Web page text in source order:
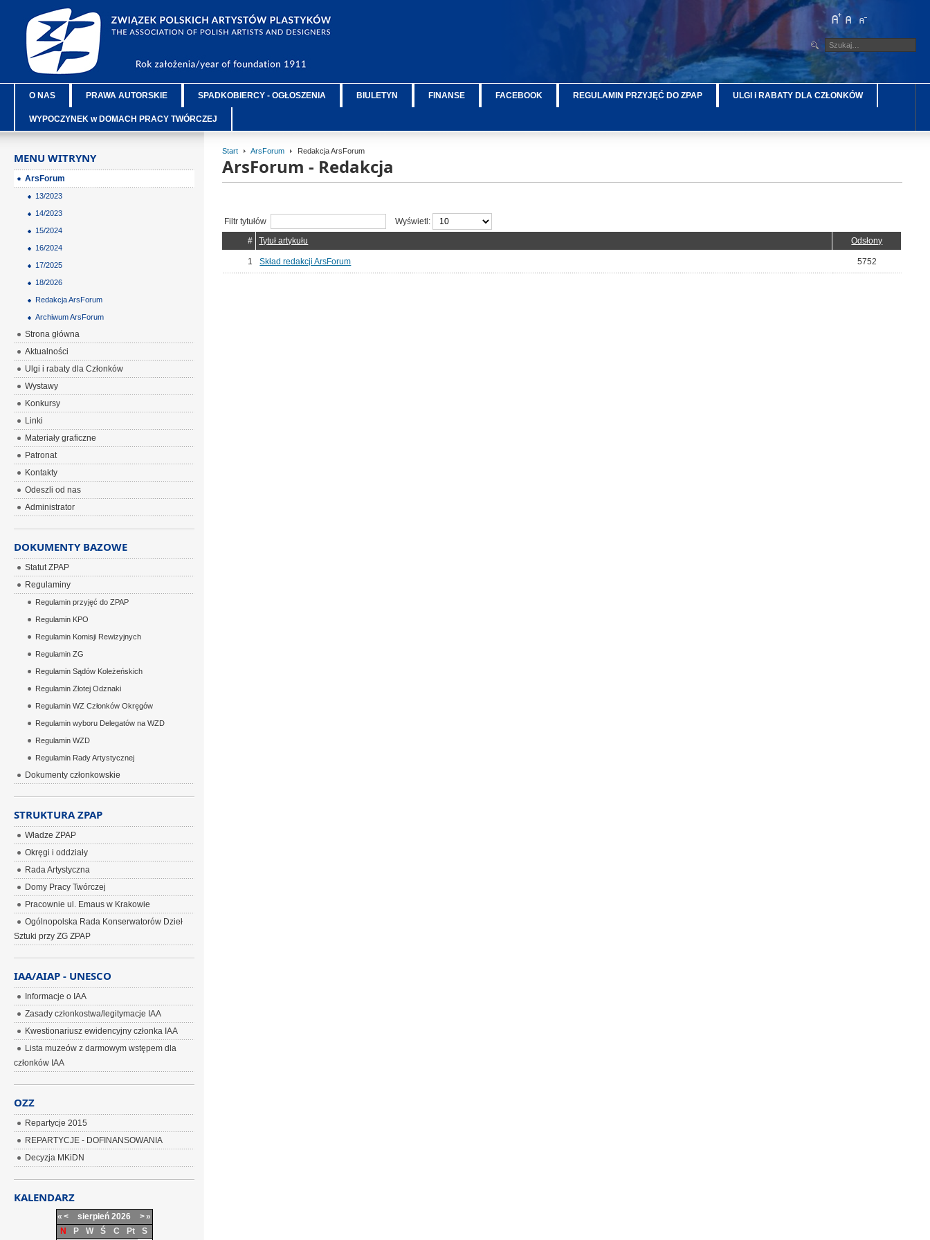
O NAS PRAWA AUTORSKIE SPADKOBIERCY - OGŁOSZENIA BIULETYN FINANSE FACEBOOK REGULAMIN PRZYJĘĆ DO ZPAP ULGI i RABATY DLA CZŁONKÓW
WYPOCZYNEK w DOMACH PRACY TWÓRCZEJ
Start ArsForum Redakcja ArsForum
ArsForum - Redakcja
Filtr tytułów
Wyświetl:
#
Tytuł artykułu Odsłony
1 Skład redakcji ArsForum 5752
MENU WITRYNY
ArsForum
13/2023
14/2023
15/2024
16/2024
17/2025
18/2026
Redakcja ArsForum
Archiwum ArsForum
Strona główna
Aktualności
Ulgi i rabaty dla Członków
Wystawy
Konkursy
Linki
Materiały graficzne
Patronat
Kontakty
Odeszli od nas
Administrator
DOKUMENTY BAZOWE
Statut ZPAP
Regulaminy
Regulamin przyjęć do ZPAP
Regulamin KPO
Regulamin Komisji Rewizyjnych
Regulamin ZG
Regulamin Sądów Koleżeńskich
Regulamin Złotej Odznaki
Regulamin WZ Członków Okręgów
Regulamin wyboru Delegatów na WZD
Regulamin WZD
Regulamin Rady Artystycznej
Dokumenty członkowskie
STRUKTURA ZPAP
Władze ZPAP
Okręgi i oddziały
Rada Artystyczna
Domy Pracy Twórczej
Pracownie ul. Emaus w Krakowie
Ogólnopolska Rada Konserwatorów Dzieł
Sztuki przy ZG ZPAP
IAA/AIAP - UNESCO
Informacje o IAA
Zasady członkostwa/legitymacje IAA
Kwestionariusz ewidencyjny członka IAA
Lista muzeów z darmowym wstępem dla
członków IAA
OZZ
Repartycje 2015
REPARTYCJE - DOFINANSOWANIA
Decyzja MKiDN
KALENDARZ
« < sierpień 2026 >»
N
P W Ś C Pt
S